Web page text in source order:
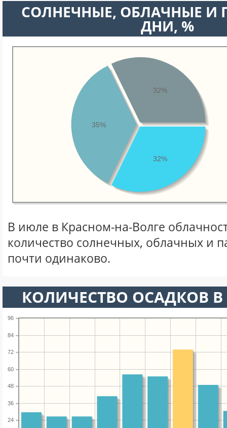
CОЛНЕЧНЫЕ, ОБЛАЧНЫЕ И
ДНИ, %
32%
35%
32%
В июле в Красном-на-Волге
количество солнечных, облачных и
почти одинаково.
КОЛИЧЕСТВО ОСАДКОВ
24
36
48
60
72
84
96